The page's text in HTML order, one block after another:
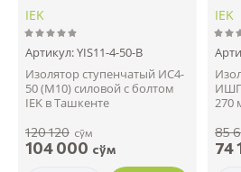
IEK
Артикул:YIS11-4-50-B
Изолятор ступенчатый ИС4-
50 (М10) силовой с болтом
IEK в Ташкенте
120 120 сўм
104 000 сўм
IEK
ИШП
270
85
74